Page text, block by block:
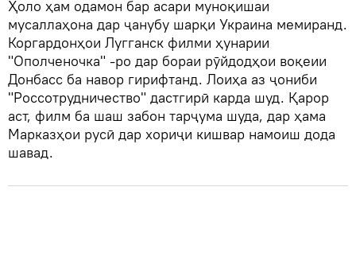
Ҳоло ҳам одамон бар асари муноқишаи
мусаллаҳона дар ҷанубу шарқи Украина мемиранд.
Коргардонҳои Лугганск филми ҳунарии
"Ополченочка" -ро дар бораи рӯйдодҳои воқеии
Донбасс ба навор гирифтанд. Лоиҳа аз ҷониби
"Россотрудничество" дастгирӣ карда шуд. Қарор
аст, филм ба шаш забон тарҷума шуда, дар ҳама
Марказҳои русӣ дар хориҷи кишвар намоиш дода
шавад.